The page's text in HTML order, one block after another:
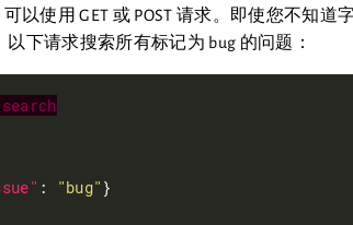
以使用 GET 或 POST 请求。即使您不知道
下请求搜索所有标记为 bug 的问题：
: "bug" }